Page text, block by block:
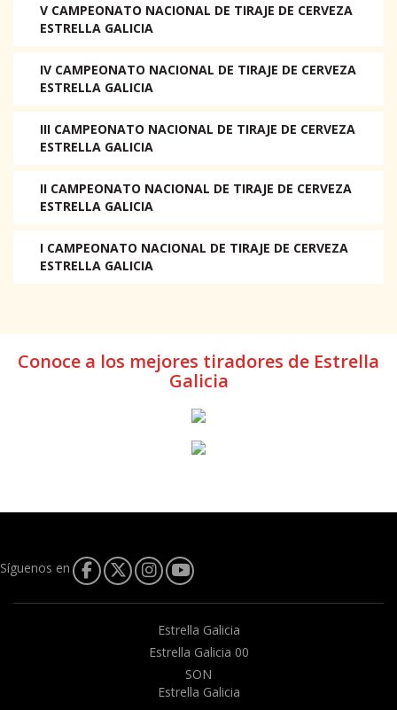
V CAMPEONATO NACIONAL DE TIRAJE DE CERVEZA
ESTRELLA GALICIA
IV CAMPEONATO NACIONAL DE TIRAJE DE CERVEZA
ESTRELLA GALICIA
III CAMPEONATO NACIONAL DE TIRAJE DE CERVEZA
ESTRELLA GALICIA
II CAMPEONATO NACIONAL DE TIRAJE DE CERVEZA
ESTRELLA GALICIA
I CAMPEONATO NACIONAL DE TIRAJE DE CERVEZA
ESTRELLA GALICIA
Conoce a los mejores tiradores de Estrella
Galicia
Síguenos en
Estrella Galicia
Estrella Galicia 00
SON
Estrella Galicia